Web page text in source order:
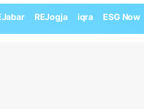
REJogja iqra ESG Now